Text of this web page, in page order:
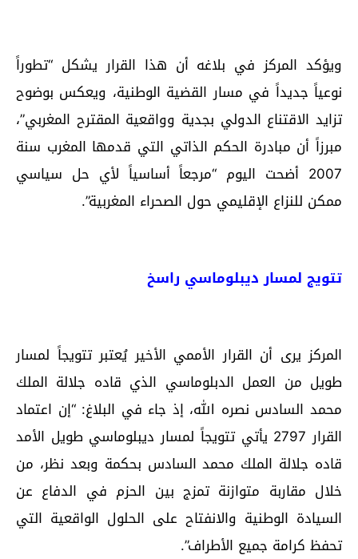
ويؤكد المركز في بلاغه أن هذا القرار يشكل “تطوراً
نوعياً جديداً في مسار القضية الوطنية، ويعكس بوضوح
تزايد الاقتناع الدولي بجدية وواقعية المقترح المغربي”،
مبرزاً أن مبادرة الحكم الذاتي التي قدمها المغرب سنة
2007 أضحت اليوم “مرجعاً أساسياً لأي حل سياسي
ممكن للنزاع الإقليمي حول الصحراء المغربية”.
تتويج لمسار ديبلوماسي راسخ
المركز يرى أن القرار الأممي الأخير يُعتبر تتويجاً لمسار
طويل من العمل الدبلوماسي الذي قاده جلالة الملك
محمد السادس نصره الله، إذ جاء في البلاغ: “إن اعتماد
القرار 2797 يأتي تتويجاً لمسار ديبلوماسي طويل الأمد
قاده جلالة الملك محمد السادس بحكمة وبعد نظر، من
خلال مقاربة متوازنة تمزج بين الحزم في الدفاع عن
السيادة الوطنية والانفتاح على الحلول الواقعية التي
تحفظ كرامة جميع الأطراف”.